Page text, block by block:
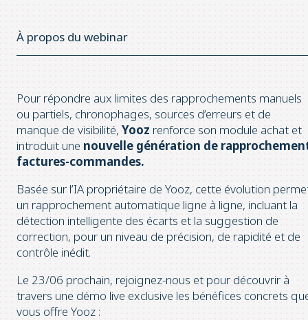
À propos du webinar
Pour répondre aux limites des rapprochements manuels
ou partiels, chronophages, sources d’erreurs et de
manque de visibilité, Yooz renforce son module achat et
introduit une nouvelle génération de
factures-commandes.
Basée sur l’IA propriétaire de Yooz, cette évolution
un rapprochement automatique ligne à ligne, incluant la
détection intelligente des écarts et la suggestion de
correction, pour un niveau de précision, de rapidité et de
contrôle inédit.
Le 23/06 prochain, rejoignez-nous et pour découvrir à
travers une démo live exclusive les bénéfices concrets
vous offre Yooz :